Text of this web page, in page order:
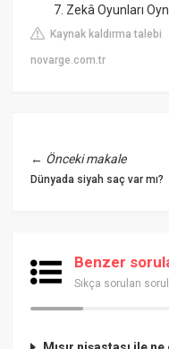
Zekâ Oyunları
Kaynak kaldırma talebi
novarge.com.tr
← Önceki makale
Dünyada siyah saç var mı?
Benzer
Sıkça sorulan